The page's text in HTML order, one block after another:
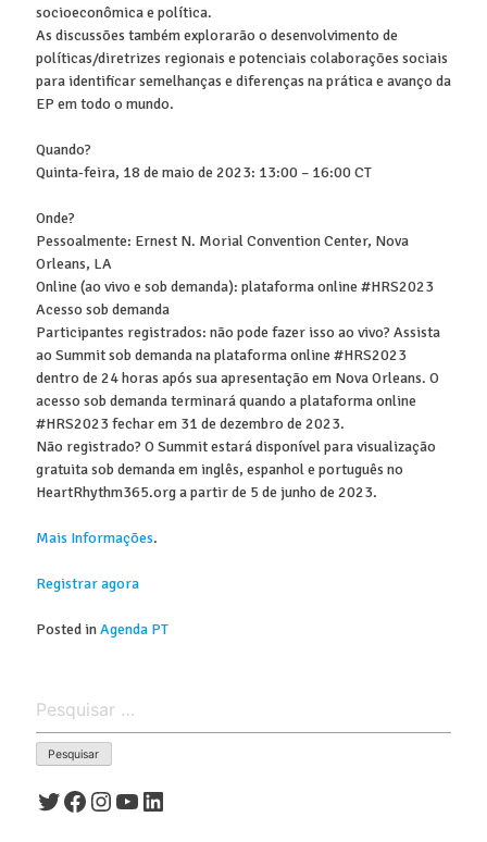
socioeconômica e política.
As discussões também explorarão o desenvolvimento de
políticas/diretrizes regionais e potenciais colaborações sociais
para identificar semelhanças e diferenças na prática e avanço da
EP em todo o mundo.
Quando?
Quinta-feira, 18 de maio de 2023: 13:00 – 16:00 CT
Onde?
Pessoalmente: Ernest N. Morial Convention Center, Nova
Orleans, LA
Online (ao vivo e sob demanda): plataforma online #HRS2023
Acesso sob demanda
Participantes registrados: não pode fazer isso ao vivo? Assista
ao Summit sob demanda na plataforma online #HRS2023
dentro de 24 horas após sua apresentação em Nova Orleans. O
acesso sob demanda terminará quando a plataforma online
#HRS2023 fechar em 31 de dezembro de 2023.
Não registrado? O Summit estará disponível para visualização
gratuita sob demanda em inglês, espanhol e português no
HeartRhythm365.org a partir de 5 de junho de 2023.
Mais Informações.
Registrar agora
Posted inAgenda PT
por:
Twitter
Facebook
Instagram
Youtube
LinkedIn